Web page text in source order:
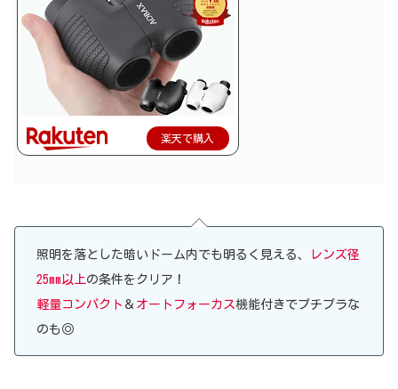
楽天で購入
照明を落とした暗いドーム内でも明るく見える、
レンズ径
25mm以上の条件をクリア！
軽量コンパクト ＆ オートフォーカス機能付きでプチプラな
のも◎